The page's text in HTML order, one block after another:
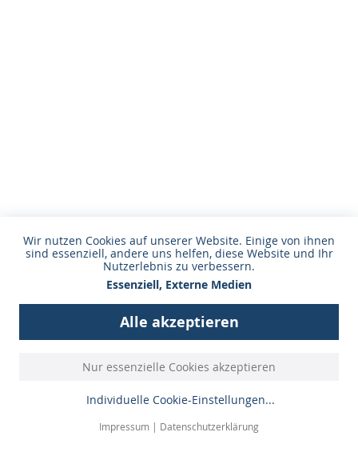
Wir nutzen Cookies auf unserer Website. Einige von ihnen
sind essenziell, andere uns helfen, diese Website und Ihr
Nutzerlebnis zu verbessern.
Essenziell, Externe Medien
Nur essenzielle Cookies akzeptieren
Alle akzeptieren
Individuelle Cookie-Einstellungen...
Impressum | Datenschutzerklärung
Dortmund, Iserlohn, Holzwickede, Bönen, Menden, Fröndenberg
Impressum